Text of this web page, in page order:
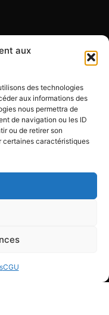
aux
des technologies
aux informations des
nous permettra de
de navigation ou les ID
ou de retirer son
certaines caractéristiques
CGU
nos dernières